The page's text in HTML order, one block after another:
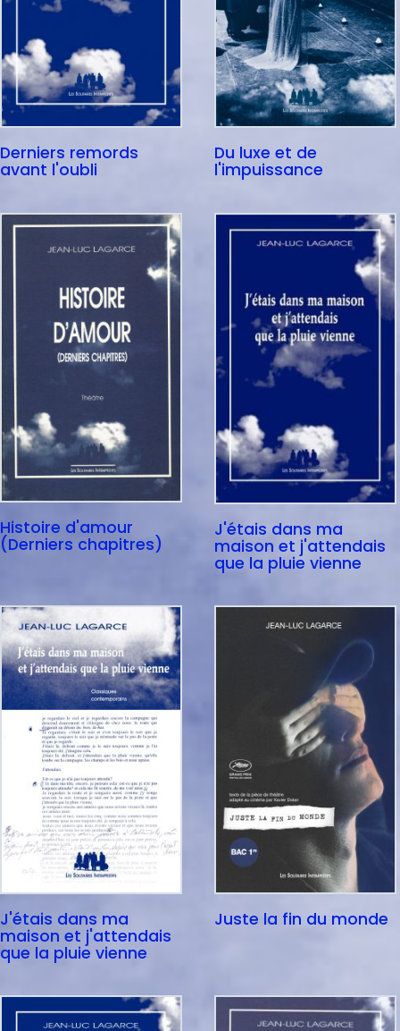
Derniers remords
avant l'oubli
Du luxe et de
l'impuissance
Histoire d'amour
(Derniers chapitres)
J'étais dans ma
maison et j'attendais
que la pluie vienne
J'étais dans ma
maison et j'attendais
que la pluie vienne
Juste la fin du monde